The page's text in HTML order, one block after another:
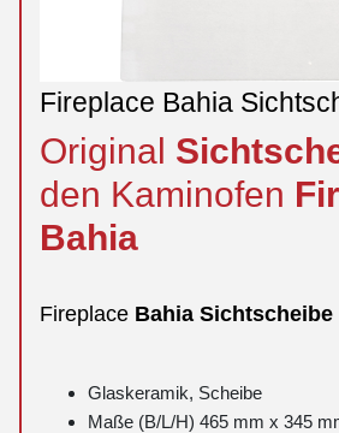
Fireplace Bahia
Original
den Kaminofen
Bahia
Fireplace Bahia Sichtscheibe
Glaskeramik, Scheibe
Maße (B/L/H) 465 mm x 345